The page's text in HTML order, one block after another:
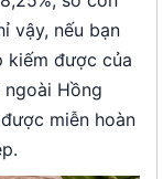
vậy, nếu bạn
kiếm được của
Hồng
miễn hoàn